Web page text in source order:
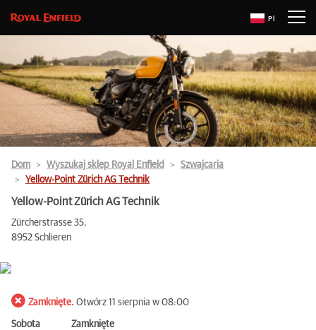
Pl
Dom Wyszukaj sklep Royal Enfield
Szwajcaria
Yellow-Point Zürich AG Technik
Yellow-Point Zürich AG Technik
Zürcherstrasse 35,
8952 Schlieren
Zamknięte. Otwórz 11 sierpnia w 08:00
Sobota
Zamknięte